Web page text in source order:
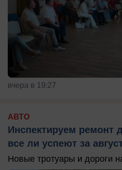
вчера в 19:27
АВТО
Инспектируем ремонт
все ли успеют за
Новые тротуары и дороги